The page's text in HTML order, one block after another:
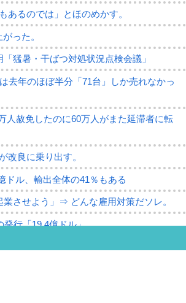
るのでは」とほのめかす。
った。
猛暑・干ばつ対処状況点検会議」
去年のほぼ半分「71台」しか売れなかっ
赦免したのに60万人がまた延滞者に転
改良に乗り出す。
ドル、輸出全体の41％もある
させよう」⇒ どんな雇用対策だソレ。
発行「19.4億ドル」